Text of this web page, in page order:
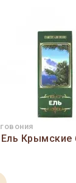
Крымские